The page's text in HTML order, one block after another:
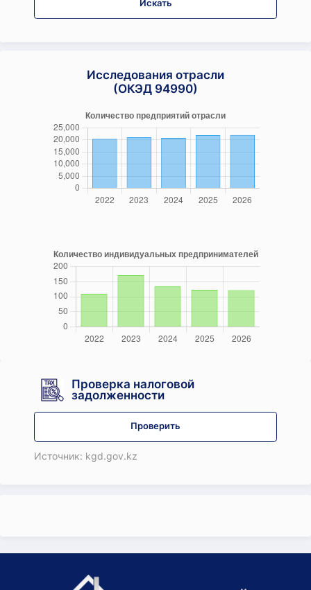
Искать
Исследования отрасли
(ОКЭД 94990)
Проверка налоговой
задолженности
Проверить
Источник: kgd.gov.kz